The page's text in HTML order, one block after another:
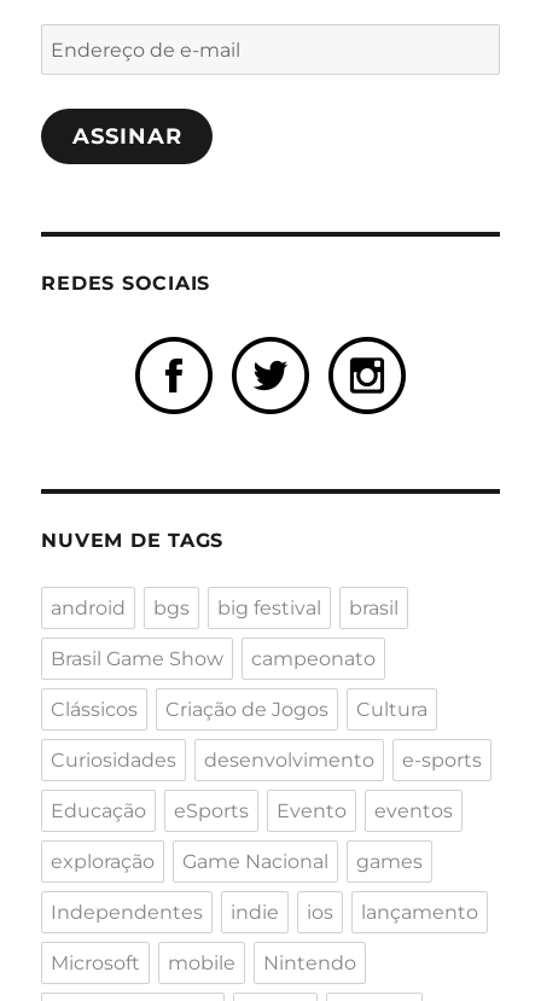
Endereço
de
e-
mailASSINAR
REDES SOCIAIS
NUVEM DE TAGS
android bgs big festival brasil
Brasil Game Show campeonato
Clássicos Criação de Jogos Cultura
Curiosidades desenvolvimento e-sports
Educação eSports Evento eventos
exploração Game Nacional games
Independentes indie ios lançamento
Microsoft mobile Nintendo